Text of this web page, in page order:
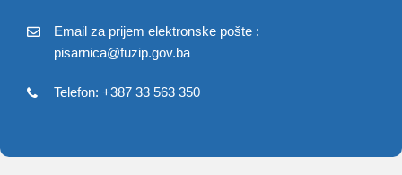
Email za prijem elektronske pošte :
pisarnica@fuzip.gov.ba
Telefon: +387 33 563 350